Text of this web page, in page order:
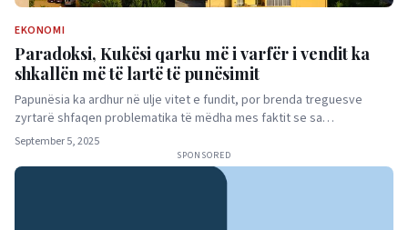
EKONOMI
Paradoksi, Kukësi qarku më i varfër i vendit ka
shkallën më të lartë të punësimit
Papunësia ka ardhur në ulje vitet e fundit, por brenda treguesve
zyrtarë shfaqen problematika të mëdha mes faktit se sa…
September 5, 2025
SPONSORED